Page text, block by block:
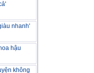
nhanh'
hậu
không